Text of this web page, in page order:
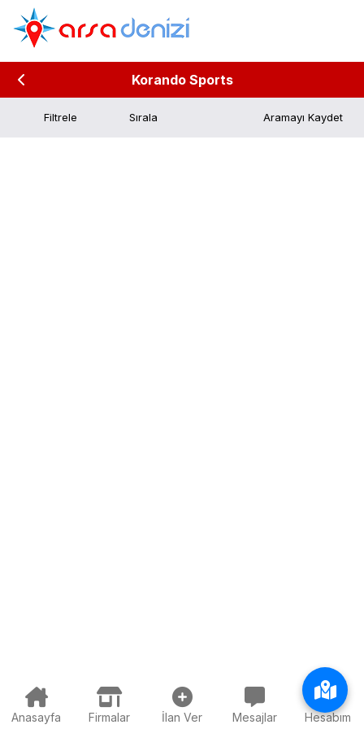
Korando Sports
Filtrele Aramayı Kaydet
Anasayfa Firmalar İlan Ver Mesajlar Hesabım